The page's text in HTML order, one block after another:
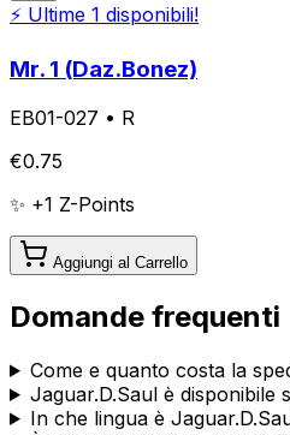
⚡ Ultime 1 disponibili!
Mr. 1 (Daz.Bonez)
EB01-027 • R
€0.75
✨ +1 Z-Points
Aggiungi al Carrello
Domande frequenti
Come e quanto costa la
Jaguar.D.Saul è disponibile
In che lingua è